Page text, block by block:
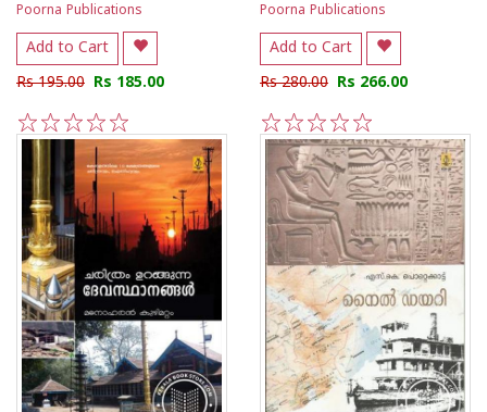
Poorna Publications
Add to Cart
Rs 195.00 Rs 185.00
5
4
3
2
1
Poorna Publications
Add to Cart
Rs 280.00 Rs 266.00
5
4
3
2
1